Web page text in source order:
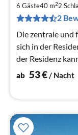
6 Gäste40 m22
2
Die zentrale und
sich in der
der Residenz
ab 53€/ Nacht